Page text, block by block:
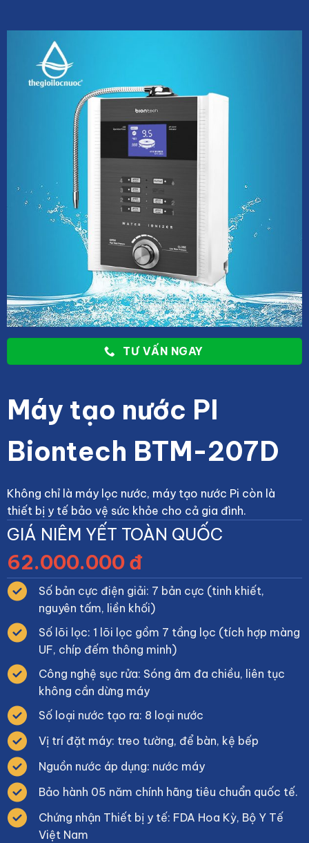
TƯ VẤN NGAY
Máy tạo nước PI
Biontech BTM-207D
Không chỉ là máy lọc nước, máy tạo nước Pi còn là
thiết bị y tế bảo vệ sức khỏe cho cả gia đình.
GIÁ NIÊM YẾT TOÀN QUỐC
62.000.000 đ
Số bản cực điện giải: 7 bản cực (tinh khiết,
nguyên tấm, liền khối)
Số lõi lọc: 1 lõi lọc gồm 7 tầng lọc (tích hợp màng
UF, chíp đếm thông minh)
Công nghệ sục rửa: Sóng âm đa chiều, liên tục
không cần dừng máy
Số loại nước tạo ra: 8 loại nước
Vị trí đặt máy: treo tường, để bàn, kệ bếp
Nguồn nước áp dụng: nước máy
Bảo hành 05 năm chính hãng tiêu chuẩn quốc tế.
Chứng nhận Thiết bị y tế: FDA Hoa Kỳ, Bộ Y Tế
Việt Nam